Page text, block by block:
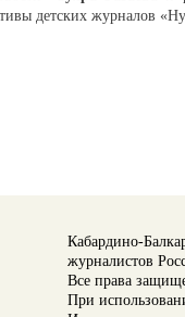
детских журналов
Кабардино-
журналистов
Все права
При